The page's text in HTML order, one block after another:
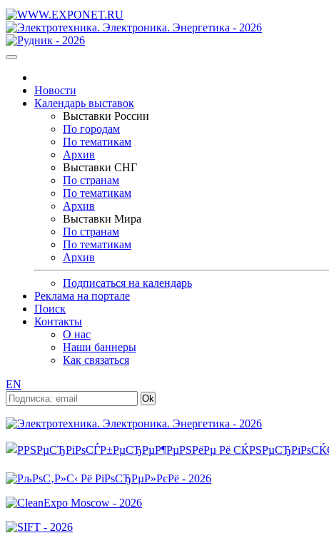
Новости
Календарь выставок
Выставки России
По городам
По тематикам
Архив
Выставки СНГ
По странам
По тематикам
Архив
Выставки Мира
По странам
По тематикам
Архив
Подписаться на календарь
Реклама на портале
Поиск
Контакты
О нас
Наши баннеры
Как связаться
EN